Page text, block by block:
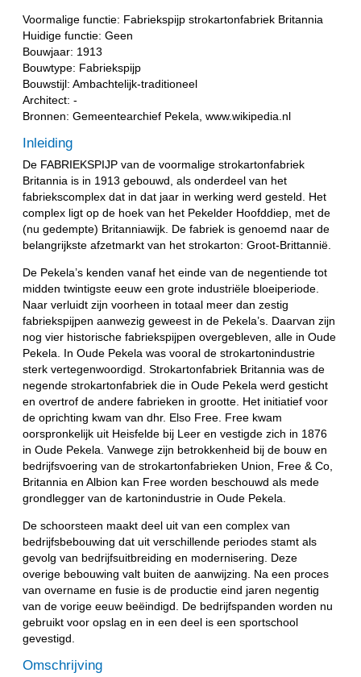
Voormalige functie: Fabriekspijp strokartonfabriek Britannia
Huidige functie: Geen
Bouwjaar: 1913
Bouwtype: Fabriekspijp
Bouwstijl: Ambachtelijk-traditioneel
Architect: -
Bronnen: Gemeentearchief Pekela, www.wikipedia.nl
Inleiding
De FABRIEKSPIJP van de voormalige strokartonfabriek
Britannia is in 1913 gebouwd, als onderdeel van het
fabriekscomplex dat in dat jaar in werking werd gesteld. Het
complex ligt op de hoek van het Pekelder Hoofddiep, met de
(nu gedempte) Britanniawijk. De fabriek is genoemd naar de
belangrijkste afzetmarkt van het strokarton: Groot-Brittannië.
De Pekela’s kenden vanaf het einde van de negentiende tot
midden twintigste eeuw een grote industriële bloeiperiode.
Naar verluidt zijn voorheen in totaal meer dan zestig
fabriekspijpen aanwezig geweest in de Pekela’s. Daarvan zijn
nog vier historische fabriekspijpen overgebleven, alle in Oude
Pekela. In Oude Pekela was vooral de strokartonindustrie
sterk vertegenwoordigd. Strokartonfabriek Britannia was de
negende strokartonfabriek die in Oude Pekela werd gesticht
en overtrof de andere fabrieken in grootte. Het initiatief voor
de oprichting kwam van dhr. Elso Free. Free kwam
oorspronkelijk uit Heisfelde bij Leer en vestigde zich in 1876
in Oude Pekela. Vanwege zijn betrokkenheid bij de bouw en
bedrijfsvoering van de strokartonfabrieken Union, Free & Co,
Britannia en Albion kan Free worden beschouwd als mede
grondlegger van de kartonindustrie in Oude Pekela.
De schoorsteen maakt deel uit van een complex van
bedrijfsbebouwing dat uit verschillende periodes stamt als
gevolg van bedrijfsuitbreiding en modernisering. Deze
overige bebouwing valt buiten de aanwijzing. Na een proces
van overname en fusie is de productie eind jaren negentig
van de vorige eeuw beëindigd. De bedrijfspanden worden nu
gebruikt voor opslag en in een deel is een sportschool
gevestigd.
Omschrijving